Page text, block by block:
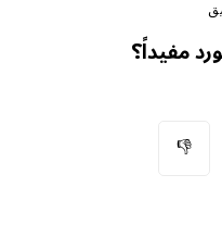
مفيداً؟
👎